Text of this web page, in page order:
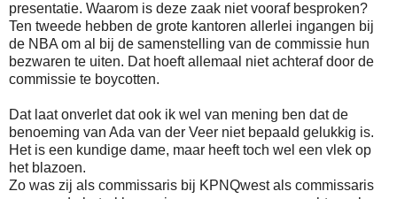
presentatie. Waarom is deze zaak niet vooraf besproken?
Ten tweede hebben de grote kantoren allerlei ingangen bij
de NBA om al bij de samenstelling van de commissie hun
bezwaren te uiten. Dat hoeft allemaal niet achteraf door de
commissie te boycotten.
Dat laat onverlet dat ook ik wel van mening ben dat de
benoeming van Ada van der Veer niet bepaald gelukkig is.
Het is een kundige dame, maar heeft toch wel een vlek op
het blazoen.
Zo was zij als commissaris bij KPNQwest als commissaris